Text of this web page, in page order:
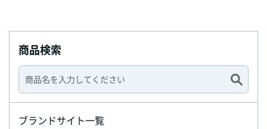
商品検索
ブランドサイト一覧